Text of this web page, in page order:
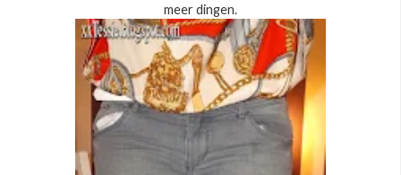
meer dingen.